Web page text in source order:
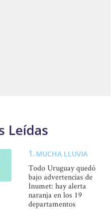
Leídas
MUCHA LLUVIA
Todo Uruguay quedó
bajo advertencias de
Inumet: hay alerta
naranja en los 19
departamentos